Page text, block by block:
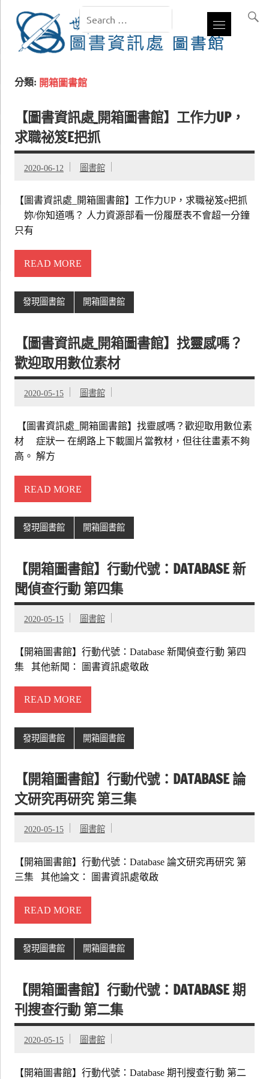
分類: 開箱圖書館
【圖書資訊處_開箱圖書館】工作力UP，
求職祕笈E把抓
2020-06-12 圖書館
【圖書資訊處_開箱圖書館】工作力UP，求職祕笈e把抓
妳/你知道嗎？ 人力資源部看一份履歷表不會超一分鐘
只有
READ MORE
發現圖書館 開箱圖書館
【圖書資訊處_開箱圖書館】找靈感嗎？
歡迎取用數位素材
2020-05-15 圖書館
【圖書資訊處_開箱圖書館】找靈感嗎？歡迎取用數位素
材 症狀一 在網路上下載圖片當教材，但往往畫素不夠
高。 解方
READ MORE
發現圖書館 開箱圖書館
【開箱圖書館】行動代號：DATABASE 新
聞偵查行動 第四集
2020-05-15 圖書館
【開箱圖書館】行動代號：Database 新聞偵查行動 第四
集 其他新聞： 圖書資訊處敬啟
READ MORE
發現圖書館 開箱圖書館
【開箱圖書館】行動代號：DATABASE 論
文研究再研究 第三集
2020-05-15 圖書館
【開箱圖書館】行動代號：Database 論文研究再研究 第
三集 其他論文： 圖書資訊處敬啟
READ MORE
發現圖書館 開箱圖書館
【開箱圖書館】行動代號：DATABASE 期
刊搜查行動 第二集
2020-05-15 圖書館
【開箱圖書館】行動代號：Database 期刊搜查行動 第二